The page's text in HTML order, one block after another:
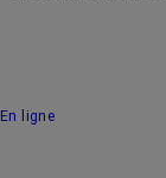
En ligne